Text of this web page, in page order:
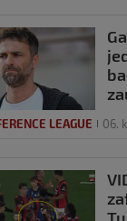
LEAGUE 06.